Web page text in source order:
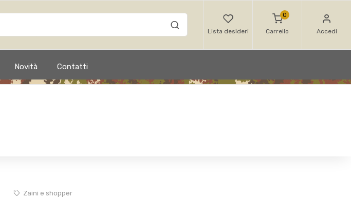
Lista desideri
0
Carrello Accedi
Novità Contatti
Zaini e shopper